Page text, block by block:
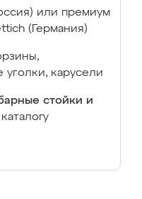
или премиум
(Германия)
карусели
стойки и